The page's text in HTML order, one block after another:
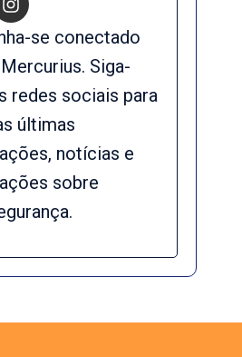
se conectado
Siga-
redes sociais para
últimas
notícias e
sobre